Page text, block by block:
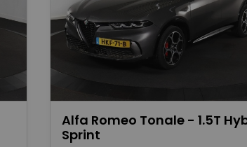
Alfa Romeo Tonale - 1.5T
Sprint